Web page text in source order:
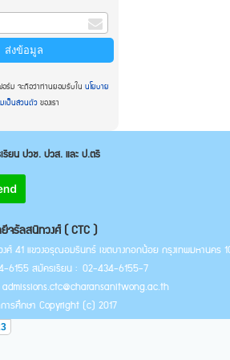
ร์ม จะถือว่าท่านยอมรับใน นโยบาย
เป็นส่วนตัวของเรา
รียน ปวช. ปวส. และ ป.ตรี
ยีจรัลสนิทวงศ์ ( CTC )
41 แขวงอรุณอมรินทร์ เขตบางกอกน้อย กรุงเทพมหานคร
6155 สมัครเรียน : 02-434-6155-7
admissions.ctc@charansanitwong.ac.th
ารศึกษา Copyright (c) 2017